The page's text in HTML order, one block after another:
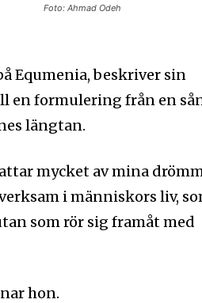
Foto: Ahmad Odeh
Equmenia, beskriver sin
en formulering från en
längtan.
mycket av mina
i människors liv,
som rör sig framåt med
hon.